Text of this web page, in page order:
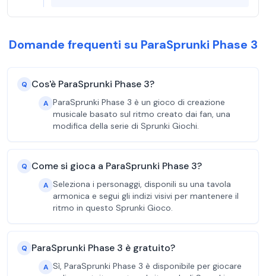
Domande frequenti su ParaSprunki Phase 3
Q Cos'è ParaSprunki Phase 3?
A ParaSprunki Phase 3 è un gioco di creazione
musicale basato sul ritmo creato dai fan, una
modifica della serie di Sprunki Giochi.
Q Come si gioca a ParaSprunki Phase 3?
A Seleziona i personaggi, disponili su una tavola
armonica e segui gli indizi visivi per mantenere il
ritmo in questo Sprunki Gioco.
Q ParaSprunki Phase 3 è gratuito?
A Sì, ParaSprunki Phase 3 è disponibile per giocare